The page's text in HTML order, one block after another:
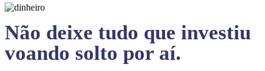
Não deixe tudo que investiu
voando solto por aí.